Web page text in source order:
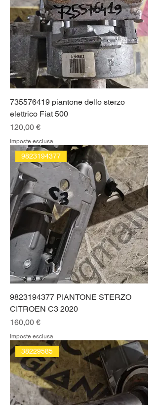
735576419 piantone dello sterzo
elettrico Fiat 500
Prezzo
120,00 €
Imposte esclusa
9823194377
9823194377 PIANTONE STERZO
CITROEN C3 2020
Prezzo
160,00 €
Imposte esclusa
38229585